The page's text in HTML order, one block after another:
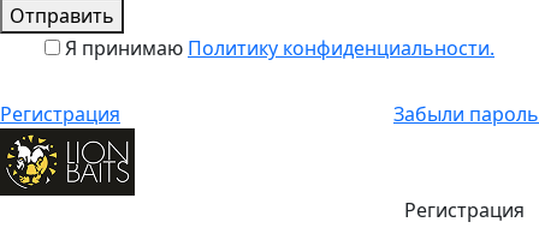
Отправить
Я принимаю Политику конфиденциальности.
Регистрация Забыли пароль
Регистрация